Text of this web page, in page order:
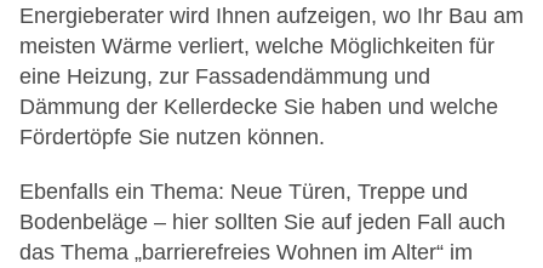
Energieberater wird Ihnen aufzeigen, wo Ihr Bau am
meisten Wärme verliert, welche Möglichkeiten für
eine Heizung, zur Fassadendämmung und
Dämmung der Kellerdecke Sie haben und welche
Fördertöpfe Sie nutzen können.
Ebenfalls ein Thema: Neue Türen, Treppe und
Bodenbeläge – hier sollten Sie auf jeden Fall auch
das Thema „barrierefreies Wohnen im Alter“ im